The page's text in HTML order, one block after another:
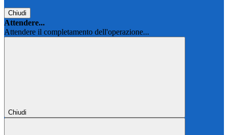
Chiudi
Attendere...
Attendere il completamento dell'operazione...
Chiudi